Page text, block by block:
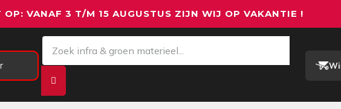
OP: VANAF 3 T/M 15 AUGUSTUS ZIJN WIJ OP VAKANTIE !